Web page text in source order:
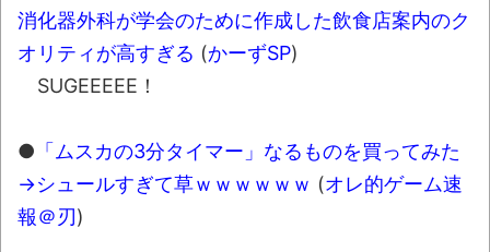
消化器外科が学会のために作成した飲食店案内のク
オリティが高すぎる (かーずSP)
SUGEEEEE！
● 「ムスカの3分タイマー」なるものを買ってみた
→シュールすぎて草ｗｗｗｗｗｗ (オレ的ゲーム速
報＠刃)